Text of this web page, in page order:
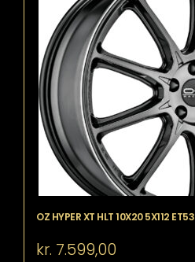
OZ HYPER XT HLT 10X20 5X112 ET53
kr. 7.599,00